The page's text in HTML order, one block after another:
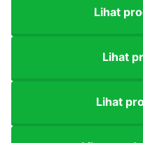
Lihat
Lihat
Lihat